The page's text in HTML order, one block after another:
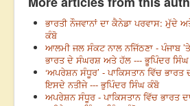
ਭਾਰਤੀ ਨੌਜਵਾਨਾਂ ਦਾ ਕੈਨੇਡਾ ਪਰਵਾਸ: ਮੁੱਦੇ
ਕੰਬੋ
ਆਲਮੀ ਜਲ ਸੰਕਟ ਨਾਲ ਨਜਿੱਠਣਾ - ਪੰਜਾਬ
ਭਾਰਤ ਦੇ ਸੰਘਰਸ਼ ਅਤੇ ਹੱਲ --- ਭੂਪਿੰਦਰ
‘ਅਪਰੇਸ਼ਨ ਸੰਧੂਰ’ - ਪਾਕਿਸਤਾਨ ਵਿੱਚ
ਇਸਦੇ ਨਤੀਜੇ --- ਭੁਪਿੰਦਰ ਸਿੰਘ ਕੰਬੋ
ਅਪਰੇਸ਼ਨ ਸੰਧੂਰ - ਪਾਕਿਸਤਾਨ ਵਿੱਚ ਭਾਰਤ